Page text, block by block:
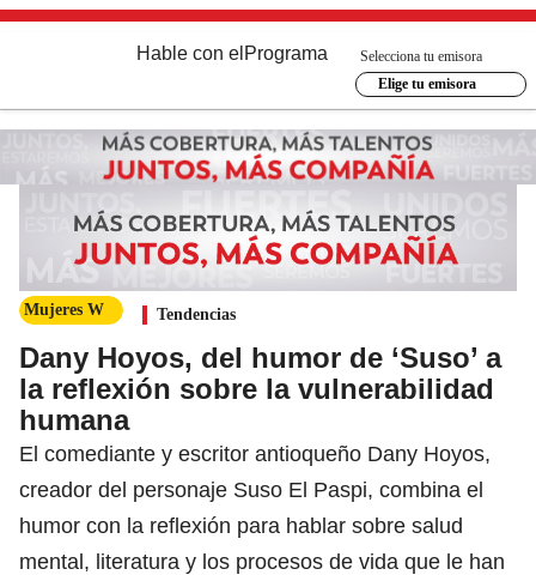
Hable con el Programa
Selecciona tu emisora
Elige tu emisora
Mujeres W Tendencias
Dany Hoyos, del humor de ‘Suso’ a
la reflexión sobre la vulnerabilidad
humana
El comediante y escritor antioqueño Dany Hoyos,
creador del personaje Suso El Paspi, combina el
humor con la reflexión para hablar sobre salud
mental, literatura y los procesos de vida que le han